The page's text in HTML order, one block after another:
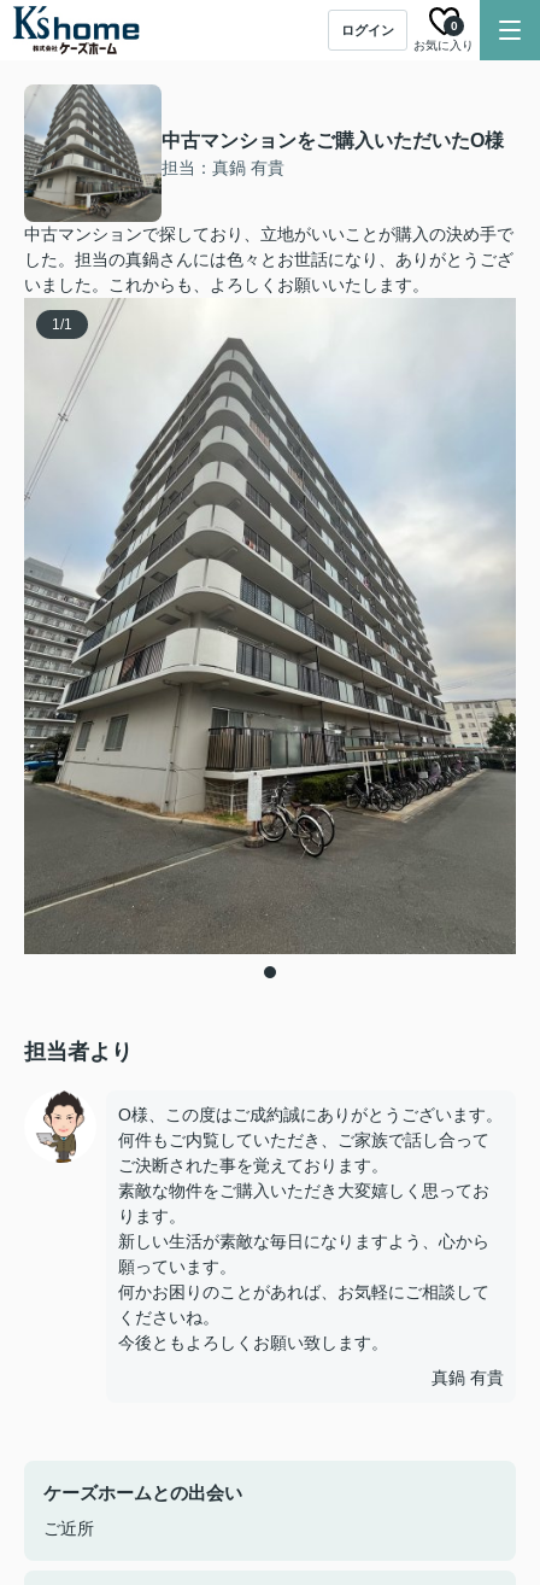
ログイン
お気に入り
0
中古マンションをご購入いただいたO様
担当：真鍋 有貴
中古マンションで探しており、立地がいいことが購入の決め手で
した。担当の真鍋さんには色々とお世話になり、ありがとうござ
いました。これからも、よろしくお願いいたします。
1/1
担当者より
O様、この度はご成約誠にありがとうございます。
何件もご内覧していただき、ご家族で話し合って
ご決断された事を覚えております。
素敵な物件をご購入いただき大変嬉しく思ってお
ります。
新しい生活が素敵な毎日になりますよう、心から
願っています。
何かお困りのことがあれば、お気軽にご相談して
くださいね。
今後ともよろしくお願い致します。
真鍋 有貴
ケーズホームとの出会い
ご近所